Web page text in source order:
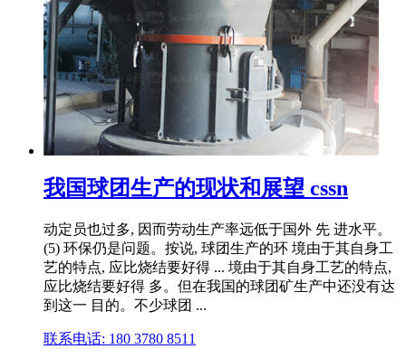
我国球团生产的现状和展望 cssn
动定员也过多, 因而劳动生产率远低于国外 先 进水平。
(5) 环保仍是问题。按说, 球团生产的环 境由于其自身工
艺的特点, 应比烧结要好得 ... 境由于其自身工艺的特点,
应比烧结要好得 多。但在我国的球团矿生产中还没有达
到这一 目的。不少球团 ...
联系电话: 180 3780 8511